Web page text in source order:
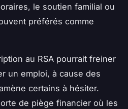
le soutien familial ou
préférés comme
au RSA pourrait freiner
un emploi, à cause des
certains à hésiter.
de piège financier où les